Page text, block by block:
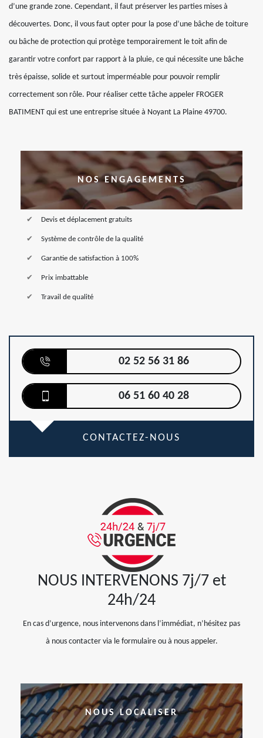
d’une grande zone. Cependant, il faut préserver les parties mises à
découvertes. Donc, il vous faut opter pour la pose d’une bâche de toiture
ou bâche de protection qui protège temporairement le toit afin de
garantir votre confort par rapport à la pluie, ce qui nécessite une bâche
très épaisse, solide et surtout imperméable pour pouvoir remplir
correctement son rôle. Pour réaliser cette tâche appeler FROGER
BATIMENT qui est une entreprise située à Noyant La Plaine 49700.
NOS ENGAGEMENTS
Devis et déplacement gratuits
Système de contrôle de la qualité
Garantie de satisfaction à 100%
Prix imbattable
Travail de qualité
02 52 56 31 86
06 51 60 40 28
CONTACTEZ-NOUS
NOUS INTERVENONS 7j/7 et
24h/24
En cas d’urgence, nous intervenons dans l’immédiat, n’hésitez pas
à nous contacter via le formulaire ou à nous appeler.
NOUS LOCALISER